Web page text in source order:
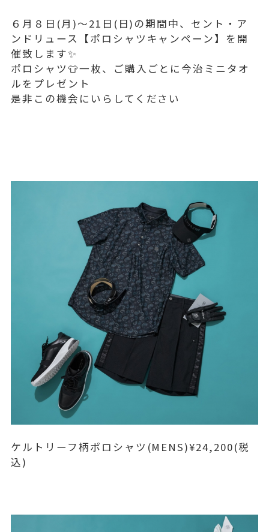
６月８日(月)〜21日(日)の期間中、セント・ア
ンドリュース【ポロシャツキャンペーン】を開
催致します✨
ポロシャツ👕一枚、ご購入ごとに今治ミニタオ
ルをプレゼント
是非この機会にいらしてください
ケルトリーフ柄ポロシャツ(MENS)¥24,200(税
込)